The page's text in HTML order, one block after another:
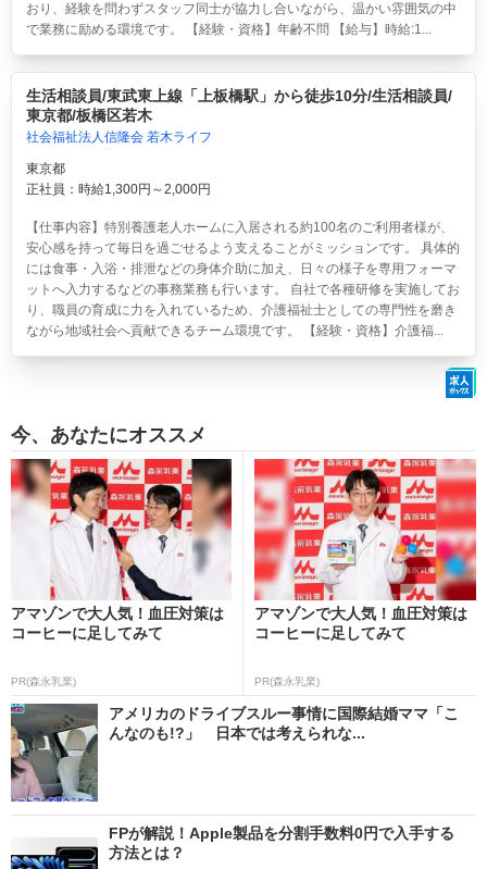
おり、経験を問わずスタッフ同士が協力し合いながら、温かい雰囲気の中
で業務に励める環境です。 【経験・資格】年齢不問 【給与】時給:1...
生活相談員/東武東上線「上板橋駅」から徒歩10分/生活相談員/
東京都/板橋区若木
社会福祉法人信隆会 若木ライフ
東京都
正社員：時給1,300円～2,000円
【仕事内容】特別養護老人ホームに入居される約100名のご利用者様が、
安心感を持って毎日を過ごせるよう支えることがミッションです。 具体的
には食事・入浴・排泄などの身体介助に加え、日々の様子を専用フォーマ
ットへ入力するなどの事務業務も行います。 自社で各種研修を実施してお
り、職員の育成に力を入れているため、介護福祉士としての専門性を磨き
ながら地域社会へ貢献できるチーム環境です。 【経験・資格】介護福...
今、あなたにオススメ
アマゾンで大人気！血圧対策は
コーヒーに足してみて
PR(森永乳業)
アマゾンで大人気！血圧対策は
コーヒーに足してみて
PR(森永乳業)
アメリカのドライブスルー事情に国際結婚ママ「こ
んなのも!?」 日本では考えられな...
FPが解説！Apple製品を分割手数料0円で入手する
方法とは？